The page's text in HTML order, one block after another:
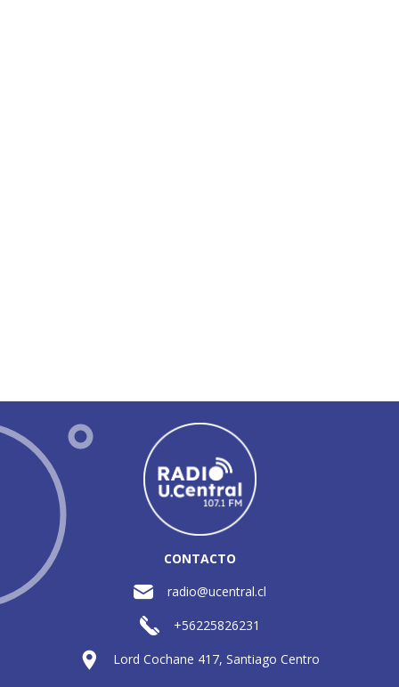
CONTACTO
radio@ucentral.cl
+56225826231
Lord Cochane 417, Santiago Centro